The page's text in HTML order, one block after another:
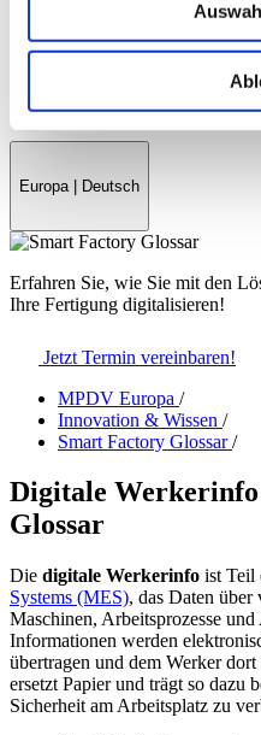
Messen & Veranstaltungen
Kontakt
Europa | Deutsch
Erfahren Sie, wie Sie mit den
Ihre Fertigung digitalisieren!
Jetzt Termin vereinbaren!
MPDV Europa /
Innovation & Wissen /
Smart Factory Glossar /
Digitale
Glossar
Die digitale Werkerinfo ist Teil
Systems (MES), das Daten über
Maschinen, Arbeitsprozesse
Informationen werden
übertragen und dem Werker
ersetzt Papier und trägt so
Sicherheit am Arbeitsplatz zu